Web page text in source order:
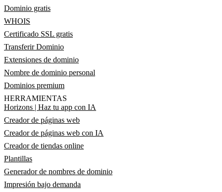
Dominio gratis
WHOIS
Certificado SSL gratis
Transferir Dominio
Extensiones de dominio
Nombre de dominio personal
Dominios premium
HERRAMIENTAS
Horizons | Haz tu app con IA
Creador de páginas web
Creador de páginas web con IA
Creador de tiendas online
Plantillas
Generador de nombres de dominio
Impresión bajo demanda